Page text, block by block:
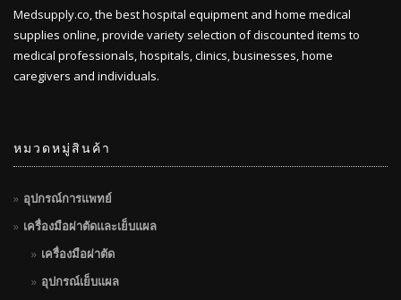
Medsupply.co, the best hospital equipment and home medical
supplies online, provide variety selection of discounted items to
medical professionals, hospitals, clinics, businesses, home
caregivers and individuals.
หมวดหมู่สินค้า
อุปกรณ์การแพทย์
เครื่องมือผ่าตัดและเย็บแผล
เครื่องมือผ่าตัด
อุปกรณ์เย็บแผล